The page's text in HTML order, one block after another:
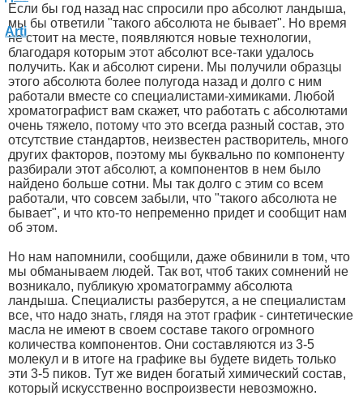
Если бы год назад нас спросили про абсолют ландыша,
мы бы ответили "такого абсолюта не бывает". Но время
не стоит на месте, появляются новые технологии,
благодаря которым этот абсолют все-таки удалось
получить. Как и абсолют сирени. Мы получили образцы
этого абсолюта более полугода назад и долго с ним
работали вместе со специалистами-химиками. Любой
хроматографист вам скажет, что работать с абсолютами
очень тяжело, потому что это всегда разный состав, это
отсутствие стандартов, неизвестен растворитель, много
других факторов, поэтому мы буквально по компоненту
разбирали этот абсолют, а компонентов в нем было
найдено больше сотни. Мы так долго с этим со всем
работали, что совсем забыли, что "такого абсолюта не
бывает", и что кто-то непременно придет и сообщит нам
об этом.
Но нам напомнили, сообщили, даже обвинили в том, что
мы обманываем людей. Так вот, чтоб таких сомнений не
возникало, публикую хроматограмму абсолюта
ландыша. Специалисты разберутся, а не специалистам
все, что надо знать, глядя на этот график - синтетические
масла не имеют в своем составе такого огромного
количества компонентов. Они составляются из 3-5
молекул и в итоге на графике вы будете видеть только
эти 3-5 пиков. Тут же виден богатый химический состав,
который искусственно воспроизвести невозможно.